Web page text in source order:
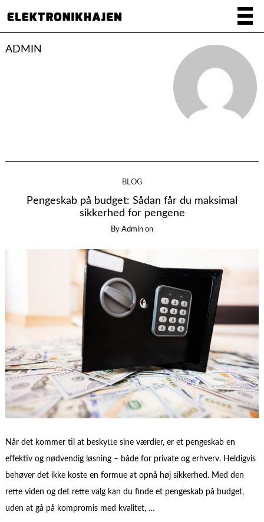
ADMIN
BLOG
Pengeskab på budget: Sådan får du maksimal
sikkerhed for pengene
By Admin on
Når det kommer til at beskytte sine værdier, er et pengeskab en
effektiv og nødvendig løsning – både for private og erhverv. Heldigvis
behøver det ikke koste en formue at opnå høj sikkerhed. Med den
rette viden og det rette valg kan du finde et pengeskab på budget,
uden at gå på kompromis med kvalitet, …